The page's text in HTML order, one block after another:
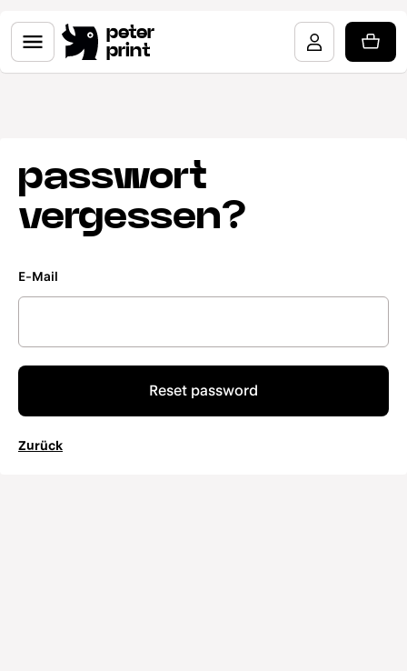
peter
print
passwort
vergessen?
E-Mail
Reset password
Zurück